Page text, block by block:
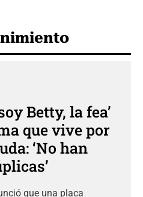
Betty, la fea’
que vive por
‘No han
que una placa